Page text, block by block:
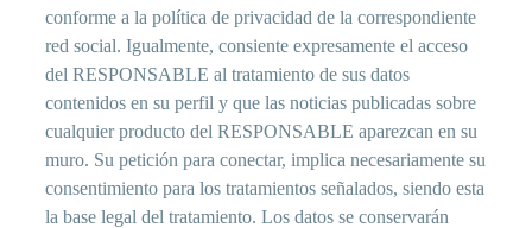
conforme a la política de privacidad de la correspondiente
red social. Igualmente, consiente expresamente el acceso
del RESPONSABLE al tratamiento de sus datos
contenidos en su perfil y que las noticias publicadas sobre
cualquier producto del RESPONSABLE aparezcan en su
muro. Su petición para conectar, implica necesariamente su
consentimiento para los tratamientos señalados, siendo esta
la base legal del tratamiento. Los datos se conservarán